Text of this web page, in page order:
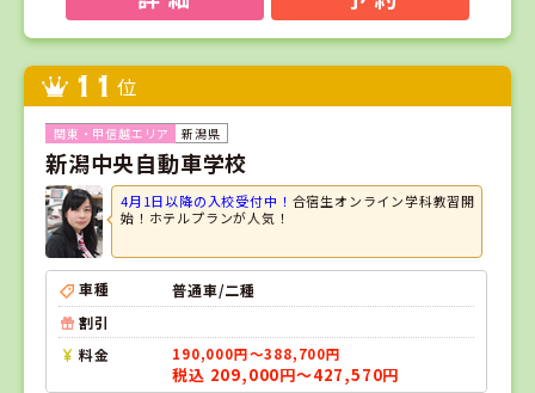
11 位
新潟県
新潟中央自動車学校
4月1日以降の入校受付中！ 合宿生オンライン学科教習開
始！ホテルプランが人気！
車種
普通車/二種
割引
料金
190,000円～388,700円
税込 209,000円～427,570円